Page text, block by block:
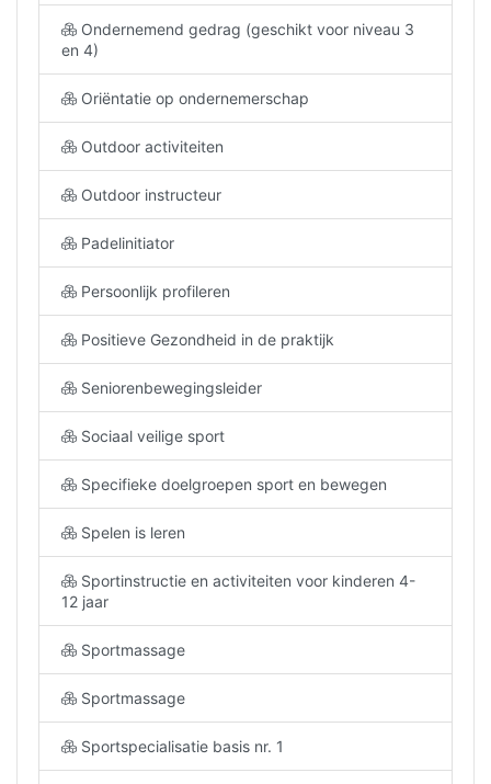
Ondernemend gedrag (geschikt voor niveau 3
en 4)
Oriëntatie op ondernemerschap
Outdoor activiteiten
Outdoor instructeur
Padelinitiator
Persoonlijk profileren
Positieve Gezondheid in de praktijk
Seniorenbewegingsleider
Sociaal veilige sport
Specifieke doelgroepen sport en bewegen
Spelen is leren
Sportinstructie en activiteiten voor kinderen 4-
12 jaar
Sportmassage
Sportmassage
Sportspecialisatie basis nr. 1